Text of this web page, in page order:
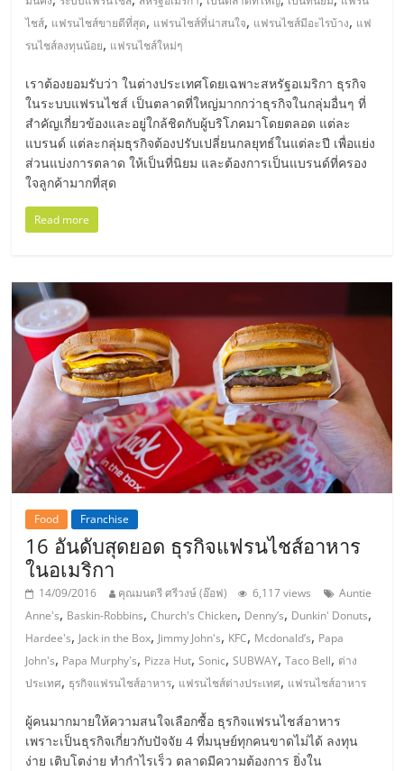
ปรึกษา
ฟรี,
บริการ
พัฒนา
ระบบ
แฟ
รน
ไชส์"
"ศูนย์
รวม
ข้อมูล
ธุรกิจ
SME
แห่ง
ประเทศไทย,
ThaiSMEsCenter,
รวม
ธุรกิจ
เอ็
มอี
SMEs,
แฟ
ไชส์, แฟรนไชส์ขายดีที่สุด, แฟรนไชส์ที่น่าสนใจ, แฟรนไชส์มีอะไรบ้าง, แฟ
รนไชส์ลงทุนน้อย, แฟรนไชส์ใหม่ๆ
เราต้องยอมรับว่า ในต่างประเทศโดยเฉพาะสหรัฐอเมริกา ธุรกิจ
ในระบบแฟรนไชส์ เป็นตลาดที่ใหญ่มากกว่าธุรกิจในกลุ่มอื่นๆ ที่
สำคัญเกี่ยวข้องและอยู่ใกล้ชิดกับผู้บริโภคมาโดยตลอด แต่ละ
แบรนด์ แต่ละกลุ่มธุรกิจต้องปรับเปลี่ยนกลยุทธ์ในแต่ละปี เพื่อแย่ง
ส่วนแบ่งการตลาด ให้เป็นที่นิยม และต้องการเป็นแบรนด์ที่ครอง
ใจลูกค้ามากที่สุด
Read more
Food Franchise
16 อันดับสุดยอด ธุรกิจแฟรนไชส์อาหาร
ในอเมริกา
14/09/2016 คุณมนตรี ศรีวงษ์ (อ๊อฟ) 6,117 views
Auntie
Anne's, Baskin-Robbins,Church's Chicken, Denny’s, Dunkin' Donuts,
Hardee's, Jack in the Box, Jimmy John's, KFC, Mcdonald’s, Papa
John's, Papa Murphy's, Pizza Hut,Sonic,SUBWAY,Taco Bell, ต่าง
ประเทศ, ธุรกิจแฟรนไชส์อาหาร, แฟรนไชส์ต่างประเทศ, แฟรนไชส์อาหาร
ผู้คนมากมายให้ความสนใจเลือกซื้อ ธุรกิจแฟรนไชส์อาหาร
เพราะเป็นธุรกิจเกี่ยวกับปัจจัย 4 ที่มนุษย์ทุกคนขาดไม่ได้ ลงทุน
ง่าย เติบโตง่าย ทำกำไรเร็ว ตลาดมีความต้องการ ยิ่งใน